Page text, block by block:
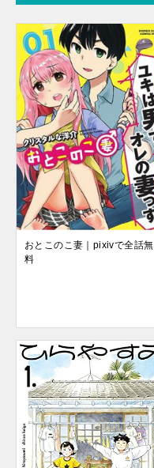
おとこのこ妻｜pixivで全話無
料